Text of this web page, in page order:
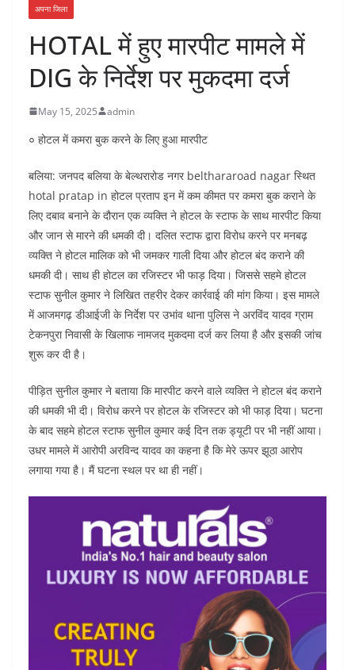
अपना जिला
HOTAL में हुए मारपीट मामले में
DIG के निर्देश पर मुकदमा दर्ज
May 15, 2025 admin
० होटल में कमरा बुक करने के लिए हुआ मारपीट
बलिया: जनपद बलिया के बेल्थरारोड नगर belthararoad nagar स्थित
hotal pratap in होटल प्रताप इन में कम कीमत पर कमरा बुक कराने के
लिए दबाव बनाने के दौरान एक व्यक्ति ने होटल के स्टाफ के साथ मारपीट किया
और जान से मारने की धमकी दी। दलित स्टाफ द्वारा विरोध करने पर मनबढ़
व्यक्ति ने होटल मालिक को भी जमकर गाली दिया और होटल बंद कराने की
धमकी दी। साथ ही होटल का रजिस्टर भी फाड़ दिया। जिससे सहमे होटल
स्टाफ सुनील कुमार ने लिखित तहरीर देकर कार्रवाई की मांग किया। इस मामले
में आजमगढ़ डीआईजी के निर्देश पर उभांव थाना पुलिस ने अरविंद यादव ग्राम
टेकनपुरा निवासी के खिलाफ नामजद मुकदमा दर्ज कर लिया है और इसकी जांच
शुरू कर दी है।
पीड़ित सुनील कुमार ने बताया कि मारपीट करने वाले व्यक्ति ने होटल बंद कराने
की धमकी भी दी। विरोध करने पर होटल के रजिस्टर को भी फाड़ दिया। घटना
के बाद सहमे होटल स्टाफ सुनील कुमार कई दिन तक ड्यूटी पर भी नहीं आया।
उधर मामले में आरोपी अरविन्द यादव का कहना है कि मेरे ऊपर झूठा आरोप
लगाया गया है। मैं घटना स्थल पर था ही नहीं।